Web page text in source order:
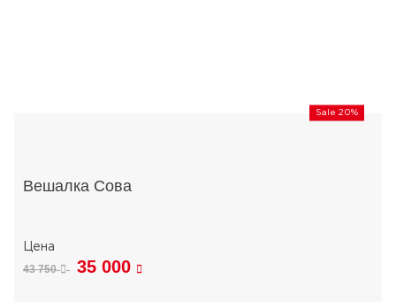
Sale 20%
Вешалка Сова
43 750 35 000